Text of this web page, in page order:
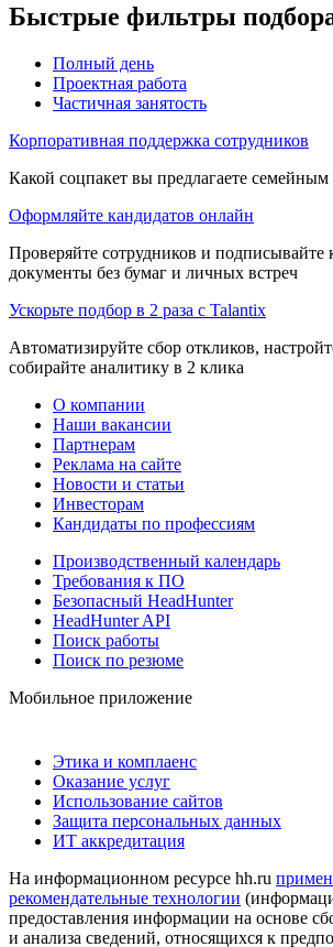
Быстрые фильтры
Полный день
Проектная работа
Частичная занятость
Корпоративная поддержка сотрудников
Какой соцпакет вы предлагаете семейным
Оформляйте кандидатов онлайн
Проверяйте сотрудников и подписывайте
документы без бумаг и личных встреч
Ускорьте подбор в 2 раза с Talantix
Автоматизируйте сбор откликов,
собирайте аналитику в 2 клика
О компании
Наши вакансии
Партнерам
Реклама на сайте
Новости и статьи
Инвесторам
Кандидаты по профессиям
Производственный календарь
Требования к ПО
Безопасный HeadHunter
HeadHunter API
Поиск работы
Поиск по резюме
Мобильное приложение
Этика и комплаенс
Оказание услуг
Использование сайтов
Защита персональных данных
ИТ аккредитация
На информационном ресурсе hh.ru
рекомендательные технологии
предоставления информации на основе
и анализа сведений, относящихся к